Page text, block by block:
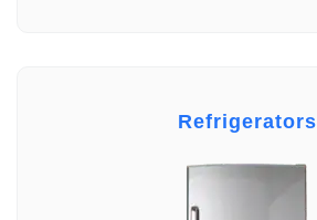
Refrigerators